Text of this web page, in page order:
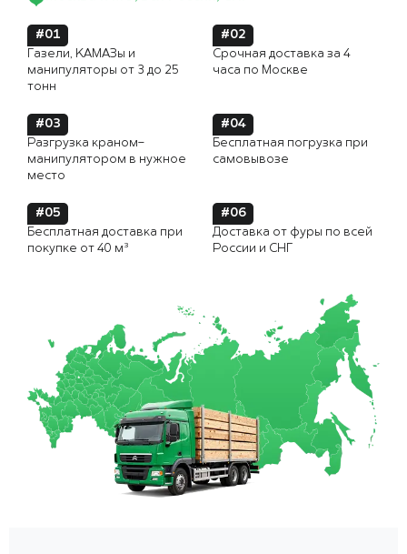
#01
Газели, КАМАЗы и
манипуляторы от 3 до 25
тонн
#02
Срочная доставка за 4
часа по Москве
#03
Разгрузка краном-
манипулятором в нужное
место
#04
Бесплатная погрузка при
самовывозе
#05
Бесплатная доставка при
покупке от 40 м³
#06
Доставка от фуры по всей
России и СНГ